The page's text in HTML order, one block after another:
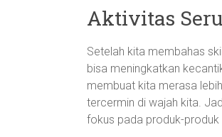
Aktivitas
Setelah kita membahas
bisa meningkatkan
membuat kita merasa
tercermin di wajah kita.
fokus pada produk-